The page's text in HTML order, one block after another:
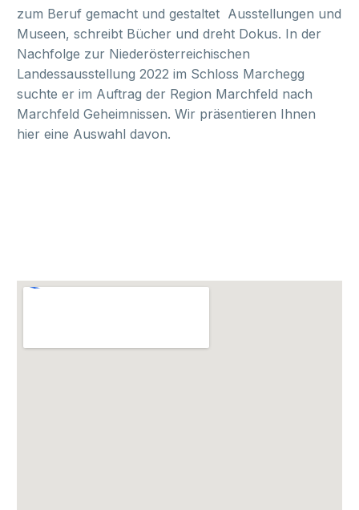
zum Beruf gemacht und gestaltet Ausstellungen und
Museen, schreibt Bücher und dreht Dokus. In der
Nachfolge zur Niederösterreichischen
Landessausstellung 2022 im Schloss Marchegg
suchte er im Auftrag der Region Marchfeld nach
Marchfeld Geheimnissen. Wir präsentieren Ihnen
hier eine Auswahl davon.